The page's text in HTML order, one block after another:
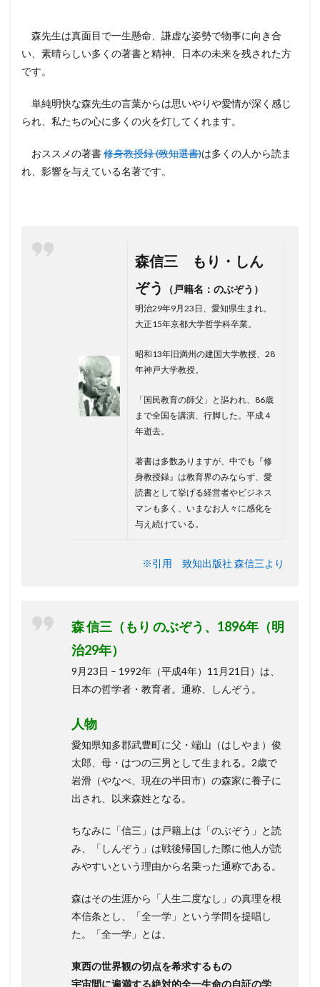
つ
け）
の重
要さ
しつ
けの
身に
つく
5
しつ
森先生は真面目で一生懸命、謙虚な姿勢で物事に向き合
い、素晴らしい多くの著書と精神、日本の未来を残された方
です。
単純明快な森先生の言葉からは思いやりや愛情が深く感じ
られ、私たちの心に多くの火を灯してくれます。
おススメの著書修身教授録 (致知選書)は多くの人から読ま
れ、影響を与えている名著です。
森信三 もり・しん
ぞう
（戸籍名：のぶぞう）
明治29年9月23日、愛知県生まれ。
大正15年京都大学哲学科卒業。
昭和13年旧満州の建国大学教授、28
年神戸大学教授。
「国民教育の師父」と謳われ、86歳
まで全国を講演、行脚した。平成４
年逝去。
著書は多数ありますが、中でも『修
身教授録』は教育界のみならず、愛
読書として挙げる経営者やビジネス
マンも多く、いまなお人々に感化を
与え続けている。
※引用 致知出版社 森信三より
森 信三（もり のぶぞう、1896年（明
治29年）
9月23日 – 1992年（平成4年）11月21日）は、
日本の哲学者・教育者。通称、しんぞう。
人物
愛知県知多郡武豊町に父・端山（はしやま）俊
太郎、母・はつの三男として生まれる。2歳で
岩滑（やなべ、現在の半田市）の森家に養子に
出され、以来森姓となる。
ちなみに「信三」は戸籍上は「のぶぞう」と読
み、「しんぞう」は戦後帰国した際に他人が読
みやすいという理由から名乗った通称である。
森はその生涯から「人生二度なし」の真理を根
本信条とし、「全一学」という学問を提唱し
た。「全一学」とは、
東西の世界観の切点を希求するもの
宇宙間に遍満する絶対的全一生命の自証の学